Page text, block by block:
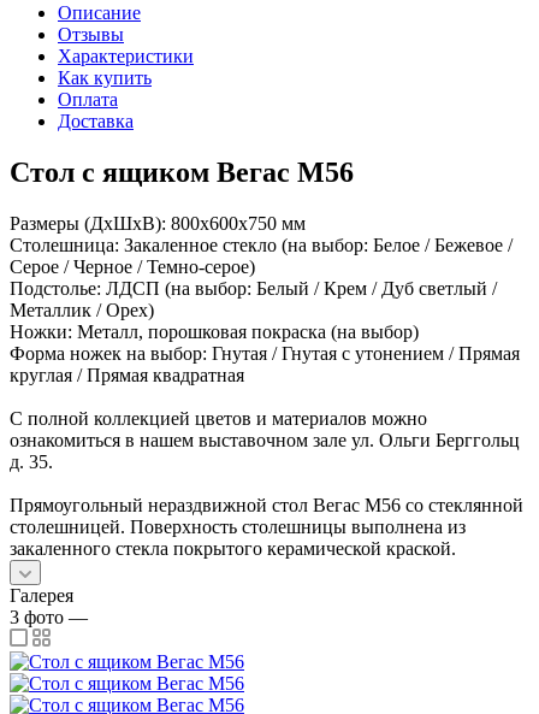
Описание
Отзывы
Характеристики
Как купить
Оплата
Доставка
Стол с ящиком Вегас М56
Размеры (ДхШхВ): 800х600х750 мм
Столешница: Закаленное стекло (на выбор: Белое / Бежевое /
Серое / Черное / Темно-серое)
Подстолье: ЛДСП (на выбор: Белый / Крем / Дуб светлый /
Металлик / Орех)
Ножки: Металл, порошковая покраска (на выбор)
Форма ножек на выбор: Гнутая / Гнутая с утонением / Прямая
круглая / Прямая квадратная
С полной коллекцией цветов и материалов можно
ознакомиться в нашем выставочном зале ул. Ольги Берггольц
д. 35.
Прямоугольный нераздвижной стол Вегас М56 со стеклянной
столешницей. Поверхность столешницы выполнена из
закаленного стекла покрытого керамической краской.
Галерея
3 фото —